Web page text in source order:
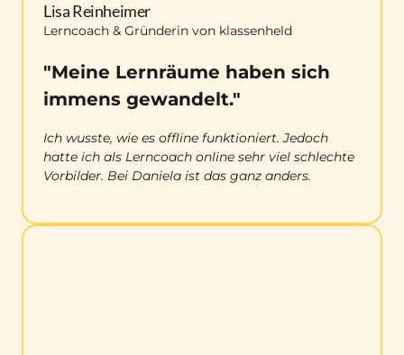
Lisa Reinheimer
Lerncoach & Gründerin von klassenheld
"Meine Lernräume haben sich
immens gewandelt."
Ich wusste, wie es offline funktioniert. Jedoch
hatte ich als Lerncoach online sehr viel schlechte
Vorbilder. Bei Daniela ist das ganz anders.